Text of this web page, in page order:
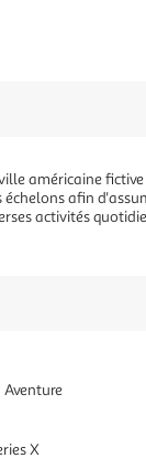
américaine
afin
activités
X